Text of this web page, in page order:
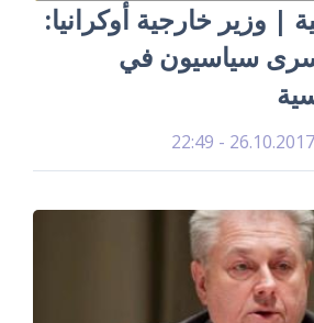
| وزير خارجية أوكرانيا:
أسرى سياسيون في
26.10.2017 - 22:49